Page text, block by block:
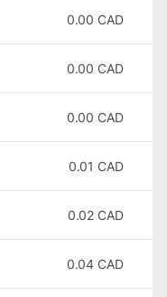
0.00 CAD
0.00 CAD
0.00 CAD
0.01 CAD
0.02 CAD
0.04 CAD